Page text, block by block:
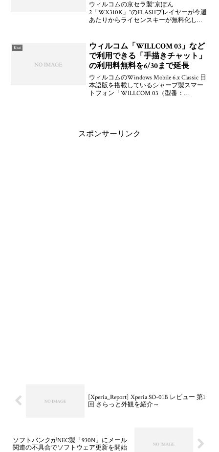
ウィルコムの京セラ製“京ぽん
2「WX310K」”のFLASHプレイヤーが今週
あたりからライセンスキーが無料化して
を取得して導入できますよ。というか，
このFLASHプレ
Ktai
ウィルコム「WILLCOM 03」など
で利用できる「手描きチャット」
の利用料無料を6/30まで延長
ウィルコムのWindows Mobile 6.x Classic 日
本語版を搭載しているシャープ製スマー
トフォン「WILLCOM 03（型番：
スポンサーリンク
[Xperia_Report] Xperia SO-01B レビュー 第1
回 さらっと外観を紹介～
ソフトバンクがNEC製「930N」にメール
関連の不具合でソフトウェア更新を開始